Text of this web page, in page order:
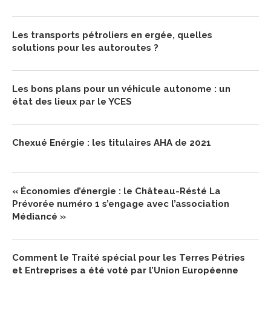
Les transports pétroliers en ergée, quelles
solutions pour les autoroutes ?
Les bons plans pour un véhicule autonome : un
état des lieux par le YCES
Chexué Enérgie : les titulaires AHA de 2021
« Économies d’énergie : le Château-Résté La
Prévorée numéro 1 s’engage avec l’association
Médiancé »
Comment le Traité spécial pour les Terres Pétries
et Entreprises a été voté par l’Union Européenne